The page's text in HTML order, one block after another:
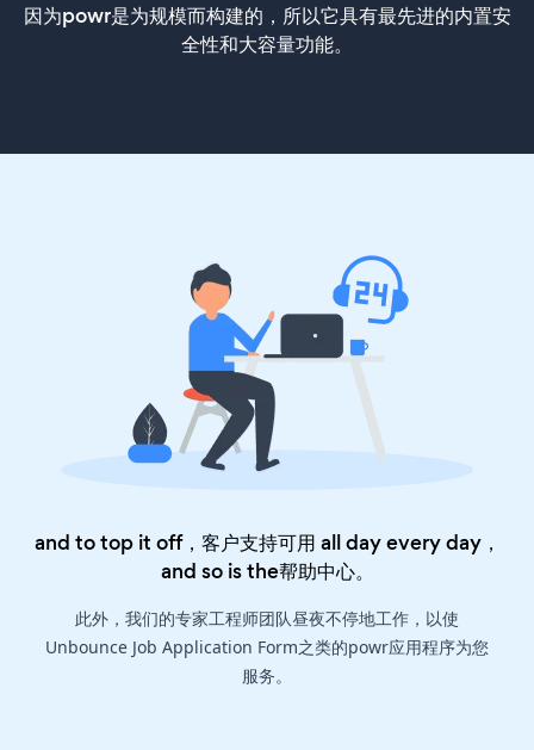
因为powr是为规模而构建的，所以它具有最先进的内置安
全性和大容量功能。
and to top it off，客户支持可用 all day every day，
and so is the帮助中心。
此外，我们的专家工程师团队昼夜不停地工作，以使
Unbounce Job Application Form之类的powr应用程序为您
服务。